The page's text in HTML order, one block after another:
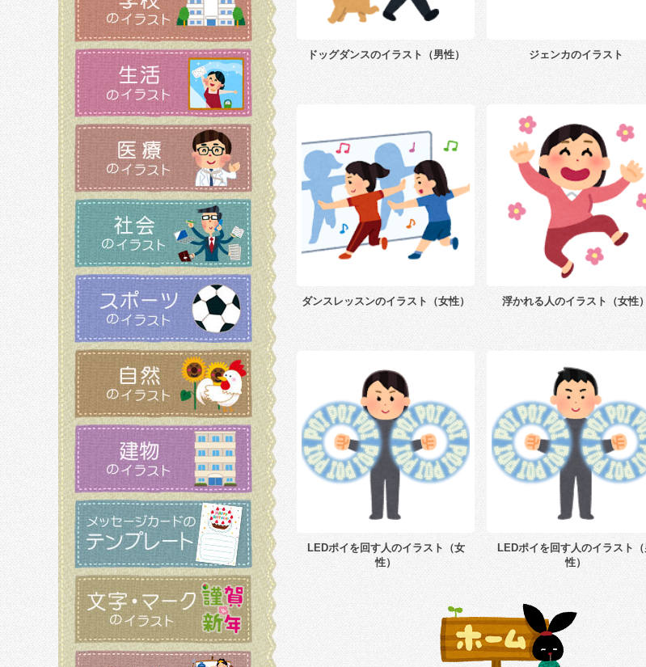
ドッグダンスのイラスト（男性） ジェンカのイラスト
ダンスレッスンのイラスト（女性） 浮かれる人のイラスト（女性）
LEDポイを回す人のイラスト（女
性）
LEDポイを回す人のイラスト（
性）